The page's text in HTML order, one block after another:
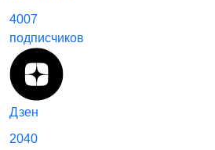
4007
подписчиков
Дзен
2040